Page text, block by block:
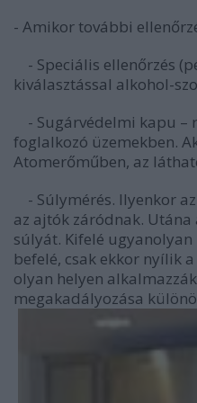
- Amikor további
- Speciális ellenőrzés
kiválasztással alkohol-
- Sugárvédelmi kapu –
foglalkozó üzemekben.
Atomerőműben, az
- Súlymérés. Ilyenkor
az ajtók záródnak.
súlyát. Kifelé
befelé, csak ekkor nyílik
olyan helyen
megakadályozása